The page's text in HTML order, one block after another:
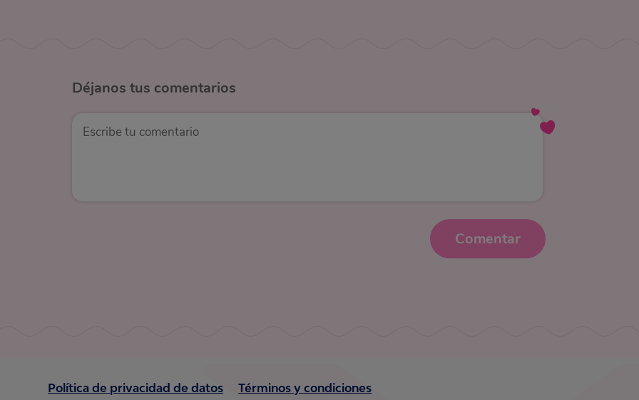
Déjanos tus comentarios
Comentar
Política de privacidad de datos Términos y condiciones